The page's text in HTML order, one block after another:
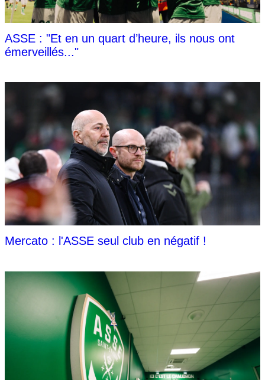
ASSE : "Et en un quart d’heure, ils nous ont
émerveillés..."
Mercato : l'ASSE seul club en négatif !